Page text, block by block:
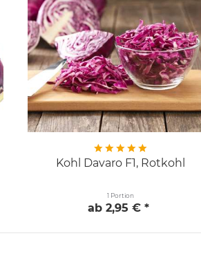
Kohl Davaro F1, Rotkohl
1 Portion
ab 2,95 € *